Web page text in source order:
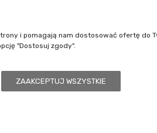
Jak kupować?
Polityka prywatności
i pomagają nam dostosować ofertę
"Dostosuj zgody".
ZAAKCEPTUJ WSZYSTKIE